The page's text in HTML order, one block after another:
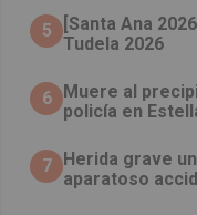
5
[Santa Ana
Tudela 2026
6
Muere al
policía en
7
Herida grave
aparatoso